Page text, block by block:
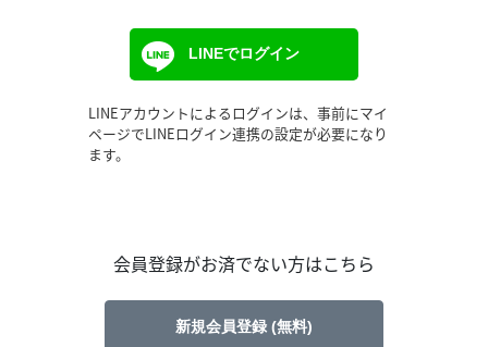
LINEでログイン
LINEアカウントによるログインは、事前にマイ
ページでLINEログイン連携の設定が必要になり
ます。
会員登録がお済でない方はこちら
新規会員登録 (無料)